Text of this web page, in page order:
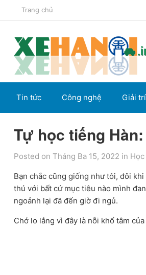
Trang chủ
Tin tức Công nghệ Giải trí
Tự học tiếng
Posted on Tháng Ba 15, 2022 in
Bạn chắc cũng giống như tôi, đôi
thú với bất cứ mục tiêu nào mình
ngoảnh lại đã đến giờ đi ngủ.
Chớ lo lắng vì đây là nỗi khổ tâm